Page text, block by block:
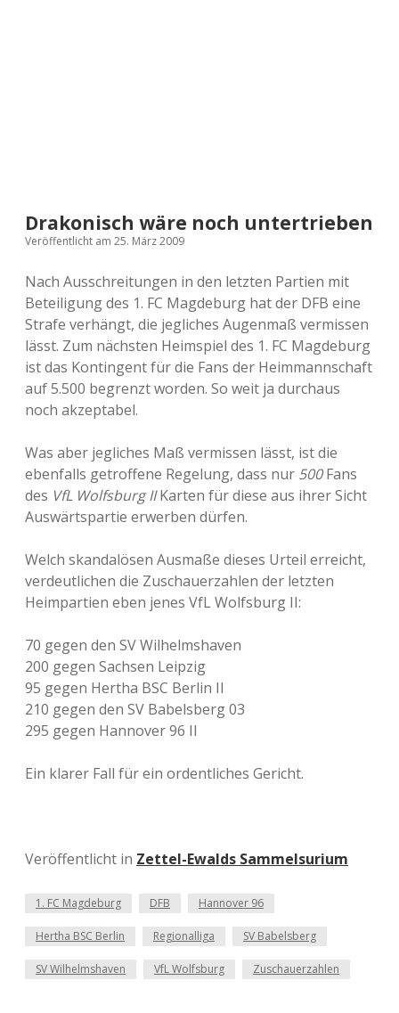
Drakonisch wäre noch untertrieben
Veröffentlicht am 25. März 2009
Nach Ausschreitungen in den letzten Partien mit
Beteiligung des 1. FC Magdeburg hat der DFB eine
Strafe verhängt, die jegliches Augenmaß vermissen
lässt. Zum nächsten Heimspiel des 1. FC Magdeburg
ist das Kontingent für die Fans der Heimmannschaft
auf 5.500 begrenzt worden. So weit ja durchaus
noch akzeptabel.
Was aber jegliches Maß vermissen lässt, ist die
ebenfalls getroffene Regelung, dass nur 500Fans
des VfL Wolfsburg IIKarten für diese aus ihrer Sicht
Auswärtspartie erwerben dürfen.
Welch skandalösen Ausmaße dieses Urteil erreicht,
verdeutlichen die Zuschauerzahlen der letzten
Heimpartien eben jenes VfL Wolfsburg II:
70 gegen den SV Wilhelmshaven
200 gegen Sachsen Leipzig
95 gegen Hertha BSC Berlin II
210 gegen den SV Babelsberg 03
295 gegen Hannover 96 II
Ein klarer Fall für ein ordentliches Gericht.
Veröffentlicht in Zettel-Ewalds Sammelsurium
1. FC Magdeburg DFB Hannover 96
Hertha BSC Berlin Regionalliga SV Babelsberg
SV Wilhelmshaven VfL Wolfsburg Zuschauerzahlen